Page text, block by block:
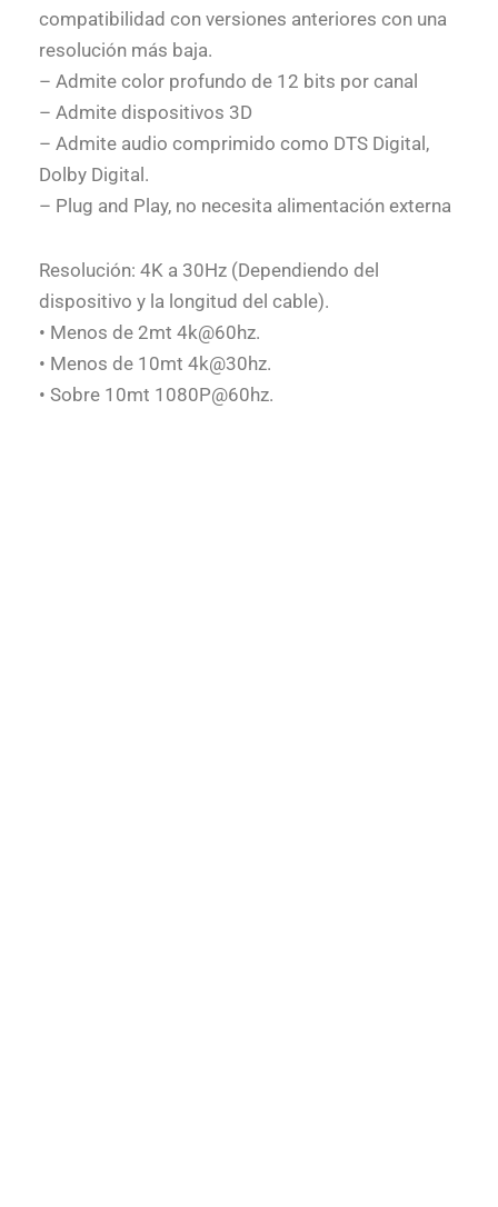
compatibilidad con versiones anteriores con una
resolución más baja.
– Admite color profundo de 12 bits por canal
– Admite dispositivos 3D
– Admite audio comprimido como DTS Digital,
Dolby Digital.
– Plug and Play, no necesita alimentación externa
Resolución: 4K a 30Hz (Dependiendo del
dispositivo y la longitud del cable).
• Menos de 2mt 4k@60hz.
• Menos de 10mt 4k@30hz.
• Sobre 10mt 1080P@60hz.